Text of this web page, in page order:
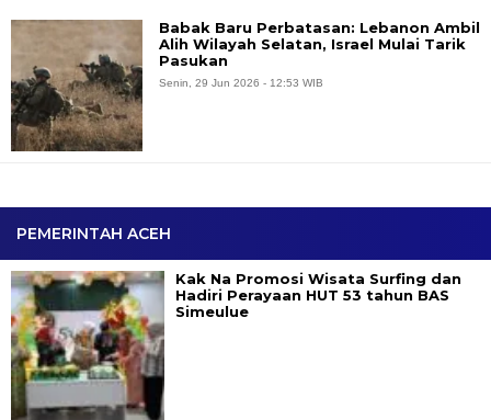
PEMERINTAH ACEH
Kak Na Promosi Wisata Surfing dan
Hadiri Perayaan HUT 53 tahun BAS
Simeulue
Babak Baru Perbatasan: Lebanon Ambil
Alih Wilayah Selatan, Israel Mulai Tarik
Pasukan
Senin, 29 Jun 2026 - 12:53 WIB